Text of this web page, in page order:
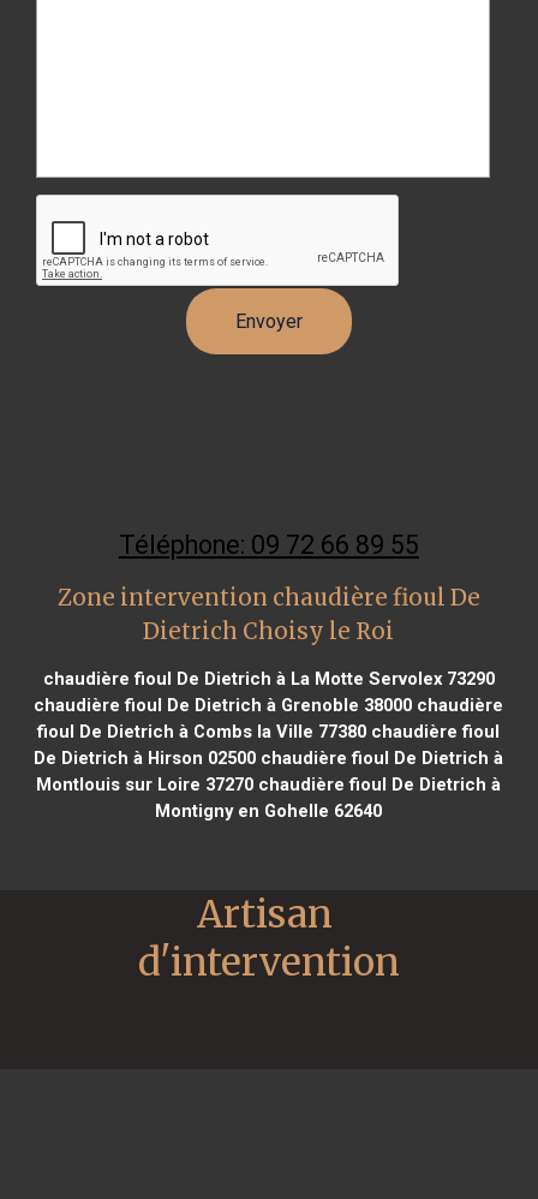
Téléphone: 09 72 66 89 55
Zone intervention chaudière fioul De
Dietrich Choisy le Roi
chaudière fioul De Dietrich à La Motte Servolex 73290
chaudière fioul De Dietrich à Grenoble 38000 chaudière
fioul De Dietrich à Combs la Ville 77380 chaudière fioul
De Dietrich à Hirson 02500 chaudière fioul De Dietrich à
Montlouis sur Loire 37270 chaudière fioul De Dietrich à
Montigny en Gohelle 62640
Artisan
d'intervention